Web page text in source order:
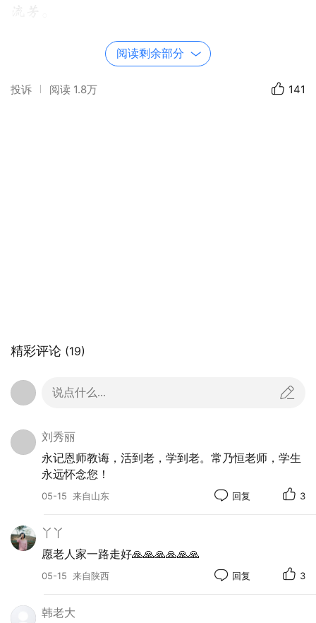
诗和挽联
阅读剩余部分
投诉 阅读 1.8万 141
精彩评论 (19)
说点什么...
刘秀丽
永记恩师教诲，活到老，学到老。常乃恒老师，学生
永远怀念您！
05-15 来自山东 回复 3
丫丫
愿老人家一路走好🙏🙏🙏🙏🙏🙏
05-15 来自陕西 回复 3
韩老大